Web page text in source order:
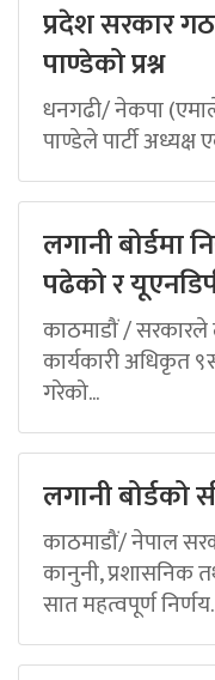
प्रदेश सरकार
पाण्डेको प्रश्न
धनगढी/ नेकपा
पाण्डेले पार्टी अध्यक्ष
लगानी बोर्डमा
पढेको र
काठमाडौं / सरकारले
कार्यकारी अधिकृत
गरेको...
लगानी बोर्डको
काठमाडौं/ नेपाल
कानुनी, प्रशासनिक
सात महत्वपूर्ण